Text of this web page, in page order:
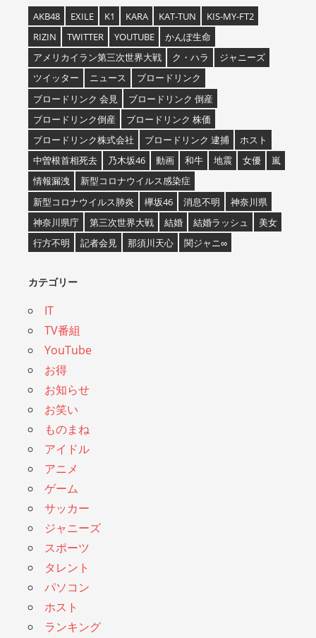
AKB48 EXILE K1 KARA KAT-TUN
KIS-MY-FT2
RIZIN
TWITTER YOUTUBE
かんぽ生命
アメリカイラン第三次世界大戦
ク・ハラ
ジャニーズ
ツイッター
ニュース
ブロードリンク
ブロードリンク 会見
ブロードリンク 倒産
ブロードリンク倒産
ブロードリンク 株価
ブロードリンク株式会社
ブロードリンク 逮捕
ホスト
中曽根首相死去
乃木坂46 動画 和牛 地震 女優
嵐
情報漏洩
新型コロナウイルス感染症
新型コロナウイルス肺炎
欅坂46 消息不明
神奈川県
神奈川県庁
第三次世界大戦 結婚 結婚ラッシュ
美女
行方不明
記者会見 那須川天心 関ジャニ∞
カテゴリー
IT
TV番組
YouTube
お得
お知らせ
お笑い
ものまね
アイドル
アニメ
ゲーム
サッカー
ジャニーズ
スポーツ
タレント
パソコン
ホスト
ランキング